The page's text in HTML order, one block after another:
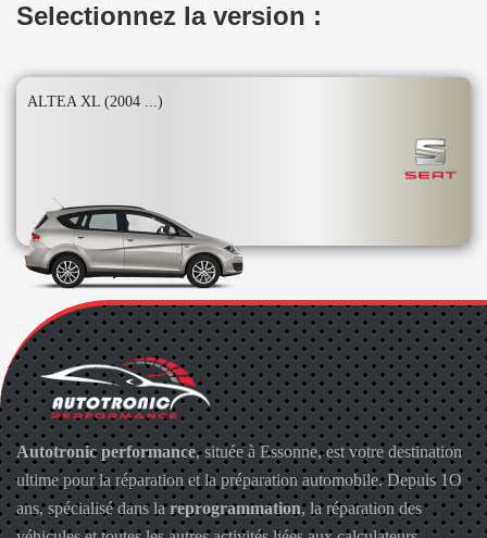
Selectionnez la version :
ALTEA XL (2004 ...)
Autotronic performance, située à Essonne, est votre destination
ultime pour la réparation et la préparation automobile. Depuis 1O
ans, spécialisé dans lareprogrammation, la réparation des